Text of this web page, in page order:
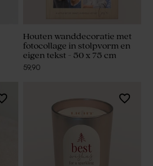
Houten wanddecoratie met
fotocollage in stolpvorm en
eigen tekst - 50 x 75 cm
59,90